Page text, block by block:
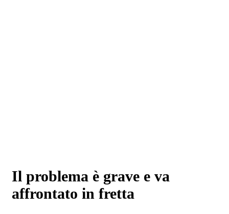
Il problema è grave e va
affrontato in fretta